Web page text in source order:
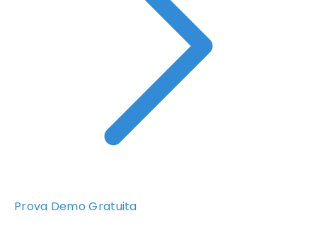
Prova Demo Gratuita